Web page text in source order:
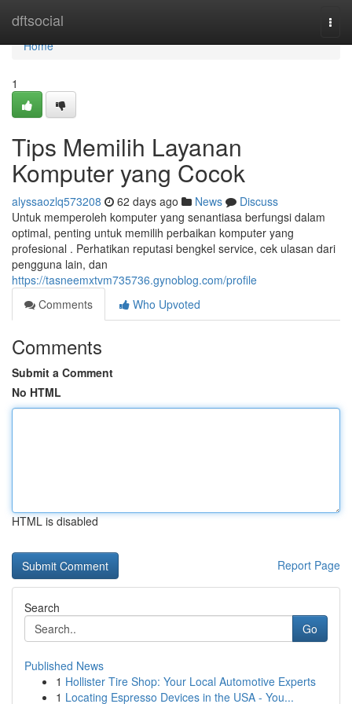
dftsocial
Home
Home
1
Tips Memilih Layanan
Komputer yang Cocok
alyssaozlq573208 62 days ago News
Discuss
Untuk memperoleh komputer yang senantiasa berfungsi dalam
optimal, penting untuk memilih perbaikan komputer yang
profesional . Perhatikan reputasi bengkel service, cek ulasan dari
pengguna lain, dan
https://tasneemxtvm735736.gynoblog.com/profile
Comments
Who Upvoted
Comments
Submit a Comment
No HTML
HTML is disabled
Report Page
Search
Go
Published News
1 Hollister Tire Shop: Your Local Automotive Experts
1 Locating Espresso Devices in the USA - You...